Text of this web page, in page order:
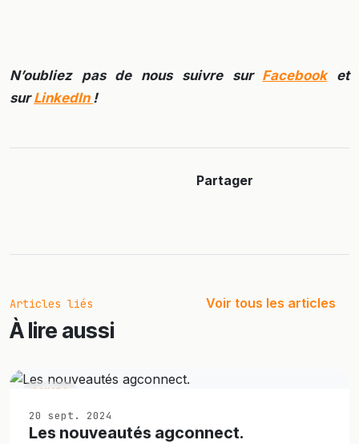
N’oubliez pas de nous suivre sur Facebooket
surLinkedIn !
Partager
Articles liés
À lire aussi
Voir tous les articles
CANADA
20 sept. 2024
Les nouveautés agconnect.